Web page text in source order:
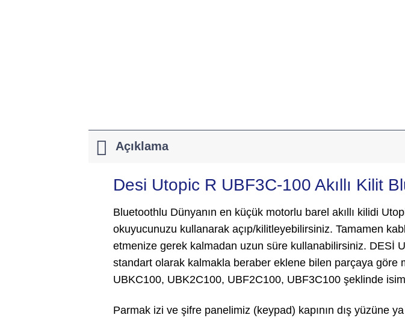
Açıklama
Desi Utopic R UBF3C-100 Akıllı Kilit
Bluetoothlu Dünyanın en küçük motorlu barel akıllı kilidi
okuyucunuzu kullanarak açıp/kilitleyebilirsiniz. Tamamen
etmenize gerek kalmadan uzun süre kullanabilirsiniz. DESİ
standart olarak kalmakla beraber eklene bilen parçaya
UBKC100, UBK2C100, UBF2C100, UBF3C100 şeklinde
Parmak izi ve şifre panelimiz (keypad) kapının dış yüzüne